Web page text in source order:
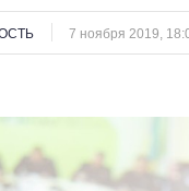
7 ноября 2019,